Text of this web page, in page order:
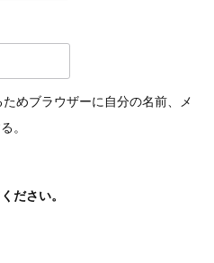
めブラウザーに自分の名前、メ
。
ださい。